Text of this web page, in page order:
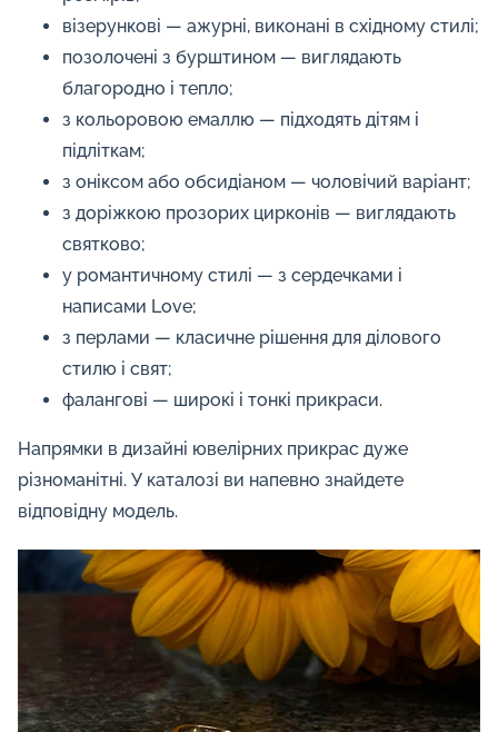
візерункові — ажурні, виконані в східному стилі;
позолочені з бурштином — виглядають
благородно і тепло;
з кольоровою емаллю — підходять дітям і
підліткам;
з оніксом або обсидіаном — чоловічий варіант;
з доріжкою прозорих цирконів — виглядають
святково;
у романтичному стилі — з сердечками і
написами Love;
з перлами — класичне рішення для ділового
стилю і свят;
фалангові — широкі і тонкі прикраси.
Напрямки в дизайні ювелірних прикрас дуже
різноманітні. У каталозі ви напевно знайдете
відповідну модель.